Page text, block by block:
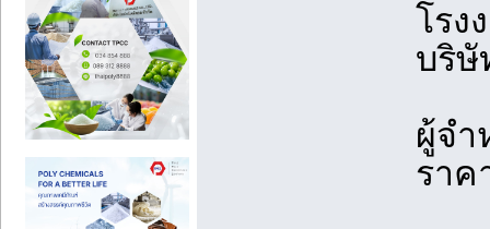
โรง
บริษั
ผู้จำ
ราค